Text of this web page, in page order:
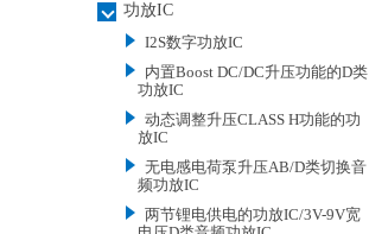
功放IC
I2S数字功放IC
内置Boost DC/DC升压功能的D类
功放IC
动态调整升压CLASS H功能的功
放IC
无电感电荷泵升压AB/D类切换音
频功放IC
两节锂电供电的功放IC/3V-9V宽